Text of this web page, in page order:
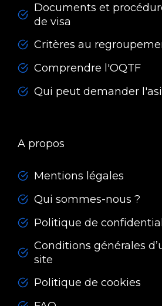
Documents et
de visa
Critères au
Comprendre l'OQTF
Qui peut demander
A propos
Mentions légales
Qui sommes-nous ?
Politique de
Conditions générales
site
Politique de cookies